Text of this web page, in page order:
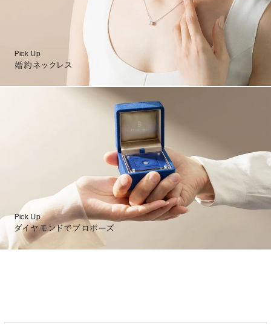
Pick Up
婚約ネックレス
Pick Up
ダイヤモンドでプロポーズ